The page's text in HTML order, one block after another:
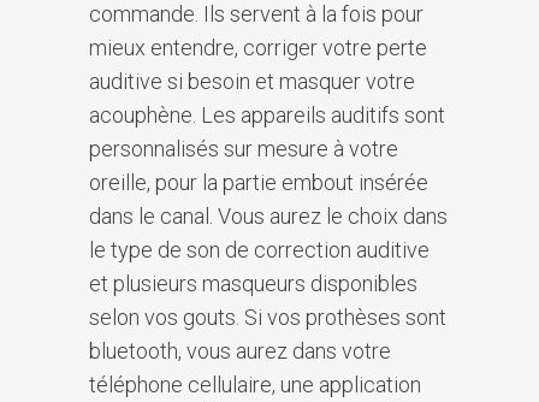
commande. Ils servent à la fois pour
mieux entendre, corriger votre perte
auditive si besoin et masquer votre
acouphène. Les appareils auditifs sont
personnalisés sur mesure à votre
oreille, pour la partie embout insérée
dans le canal. Vous aurez le choix dans
le type de son de correction auditive
et plusieurs masqueurs disponibles
selon vos gouts. Si vos prothèses sont
bluetooth, vous aurez dans votre
téléphone cellulaire, une application